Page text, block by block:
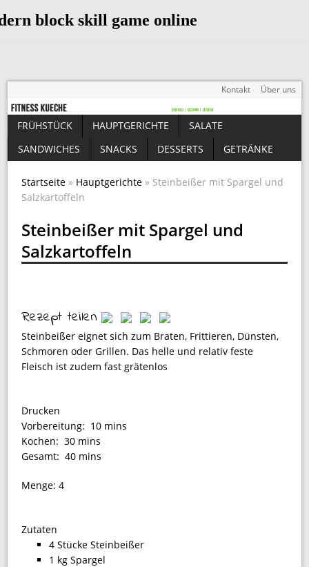
Kontakt Über uns
FRÜHSTÜCK HAUPTGERICHTE
SALATE
SANDWICHES
SNACKS DESSERTS GETRÄNKE
Startseite » Hauptgerichte » Steinbeißer mit Spargel und
Salzkartoffeln
Steinbeißer mit Spargel und
Salzkartoffeln
Rezept teilen
Steinbeißer eignet sich zum Braten, Frittieren, Dünsten,
Schmoren oder Grillen. Das helle und relativ feste
Fleisch ist zudem fast grätenlos
Drucken
Vorbereitung: 10 mins
Kochen:30 mins
Gesamt:40 mins
Menge:4
Zutaten
4 Stücke Steinbeißer
1 kg Spargel